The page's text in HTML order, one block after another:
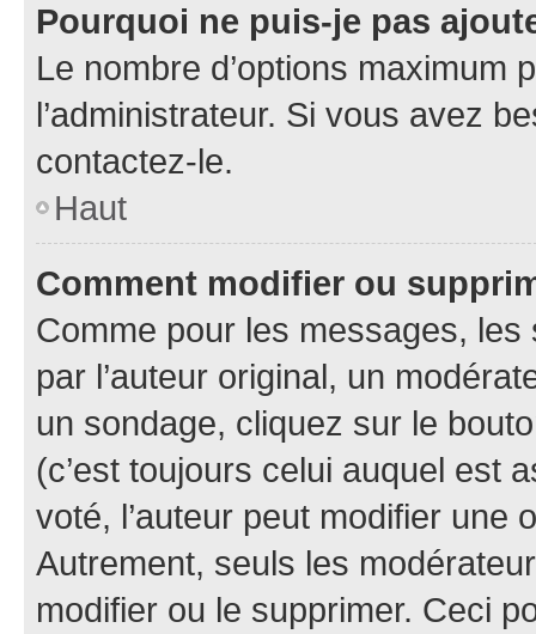
Pourquoi ne puis-je pas
Le nombre d’options maximum
l’administrateur. Si vous avez
contactez-le.
Haut
Comment modifier ou
Comme pour les messages,
par l’auteur original, un
un sondage, cliquez sur le
(c’est toujours celui auquel est
voté, l’auteur peut modifier une
Autrement, seuls les
modifier ou le supprimer. Ceci